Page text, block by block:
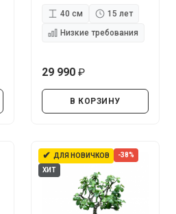
40 см
15 лет
Низкие требования
29 990
В КОРЗИНУ
✔ ДЛЯ НОВИЧКОВ
-38%
ХИТ